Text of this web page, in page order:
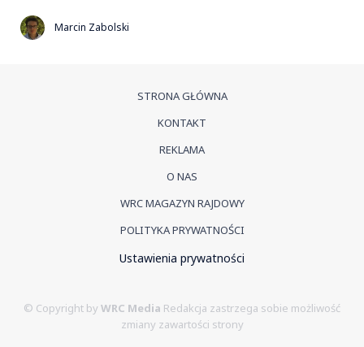
Marcin Zabolski
STRONA GŁÓWNA
KONTAKT
REKLAMA
O NAS
WRC MAGAZYN RAJDOWY
POLITYKA PRYWATNOŚCI
Ustawienia prywatności
© Copyright by WRC Media Redakcja zastrzega sobie możliwość
zmiany zawartości strony